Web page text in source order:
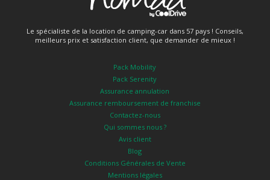
Le spécialiste de la location de camping-car dans 57 pays ! Conseils,
meilleurs prix et satisfaction client, que demander de mieux !
Pack Mobility
Pack Serenity
Assurance annulation
Assurance remboursement de franchise
Contactez-nous
Qui sommes nous ?
Avis client
Blog
Conditions Générales de Vente
Mentions légales